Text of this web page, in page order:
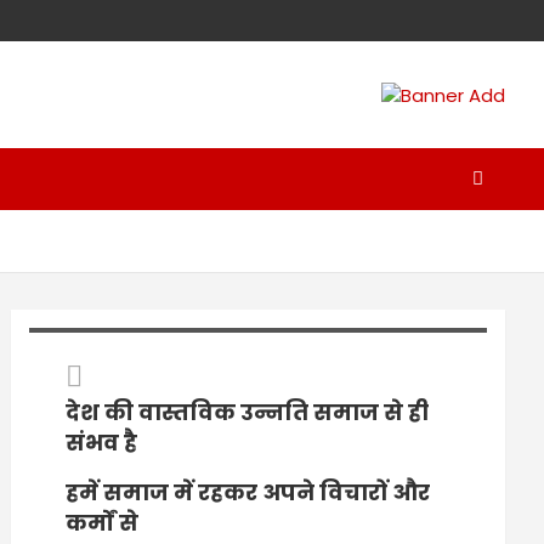
देश की वास्तविक उन्नति समाज से ही
संभव है
हमें समाज में रहकर अपने विचारों और
कर्मों से